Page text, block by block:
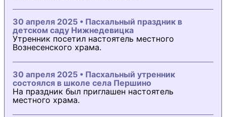
30 апреля 2025 • Пасхальный праздник в
детском саду Нижнедевицка
Утренник посетил настоятель местного
Вознесенского храма.
30 апреля 2025 • Пасхальный утренник
состоялся в школе села Першино
На праздник был приглашен настоятель
местного храма.